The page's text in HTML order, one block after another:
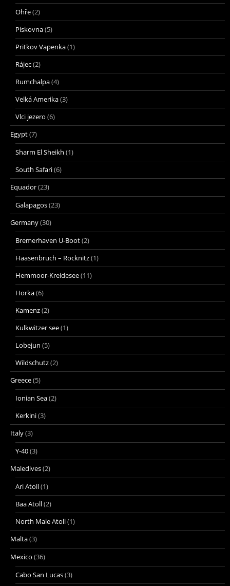
Ohře(2)
Pískovna(5)
Pritkov Vapenka(1)
Rájec(2)
Rumchalpa(4)
Velká Amerika(3)
Vlci jezero (6)
Egypt(7)
Sharm El Sheikh (1)
South Safari(6)
Equador(23)
Galapagos(23)
Germany(30)
Bremerhaven U-Boot(2)
Haasenbruch – Rocknitz(1)
Hemmoor-Kreidesee(11)
Horka(6)
Kamenz(2)
Kulkwitzer see(1)
Lobejun (5)
Wildschutz(2)
Greece(5)
Ionian Sea(2)
Kerkini(3)
Italy(3)
Y-40(3)
Maledives(2)
Ari Atoll(1)
Baa Atoll(2)
North Male Atoll(1)
Malta(3)
Mexico (36)
Cabo San Lucas(3)